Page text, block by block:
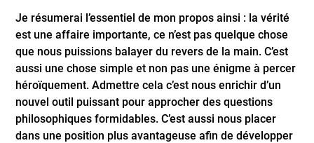
Je résumerai l’essentiel de mon propos ainsi : la vérité
est une affaire importante, ce n’est pas quelque chose
que nous puissions balayer du revers de la main. C’est
aussi une chose simple et non pas une énigme à percer
héroïquement. Admettre cela c’est nous enrichir d’un
nouvel outil puissant pour approcher des questions
philosophiques formidables. C’est aussi nous placer
dans une position plus avantageuse afin de développer